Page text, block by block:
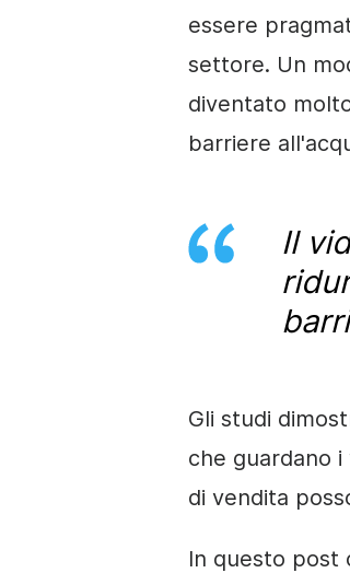
essere
settore. Un
diventato
barriere
Il
Gli studi
che guardano
di vendita
In questo post